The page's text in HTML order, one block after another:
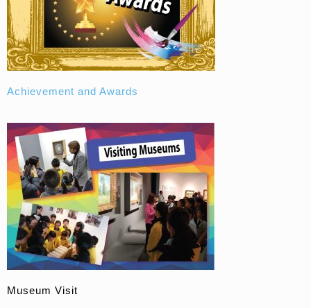
Achievement and Awards
Museum Visit